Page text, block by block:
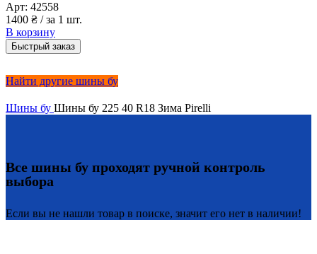
Арт: 42558
1400 ₴ / за 1 шт.
В корзину
Быстрый заказ
Найти другие шины бу
Шины бу Шины бу 225 40 R18 Зима Pirelli
Все шины бу проходят ручной контроль
выбора
Если вы не нашли товар в поиске, значит его нет в наличии!